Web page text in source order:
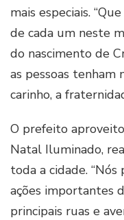
mais especiais.
de cada um neste
do nascimento de
as pessoas tenham
carinho, a
O prefeito
Natal Iluminado,
toda a cidade.
ações importantes
principais ruas e